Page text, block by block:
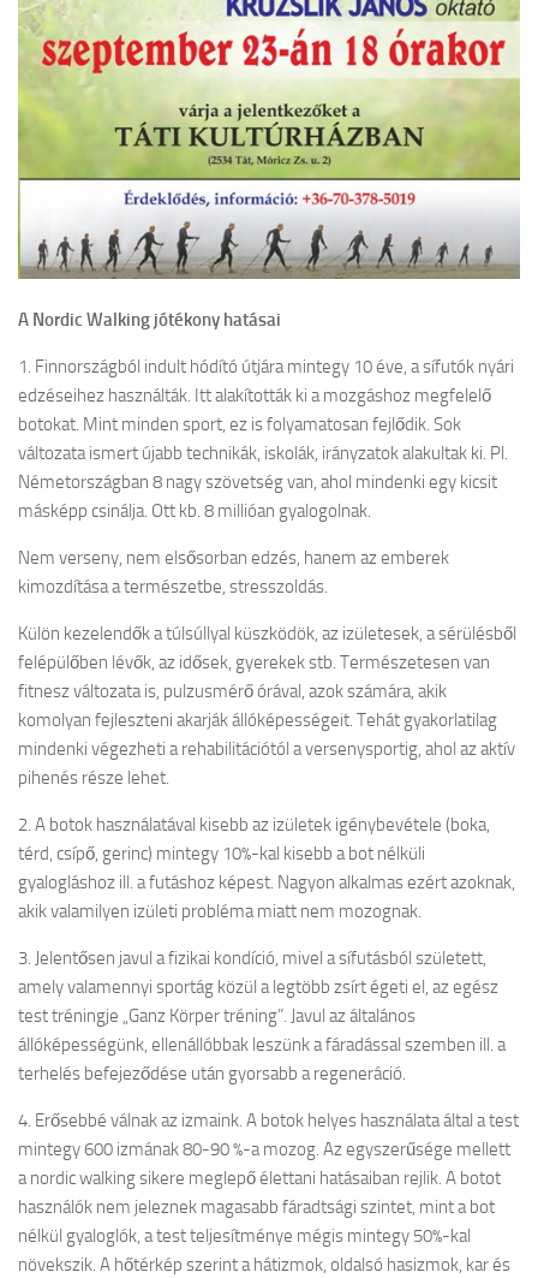
A Nordic Walking jótékony hatásai
1. Finnországból indult hódító útjára mintegy 10 éve, a sífutók nyári
edzéseihez használták. Itt alakították ki a mozgáshoz megfelelő
botokat. Mint minden sport, ez is folyamatosan fejlődik. Sok
változata ismert újabb technikák, iskolák, irányzatok alakultak ki. Pl.
Németországban 8 nagy szövetség van, ahol mindenki egy kicsit
másképp csinálja. Ott kb. 8 millióan gyalogolnak.
Nem verseny, nem elsősorban edzés, hanem az emberek
kimozdítása a természetbe, stresszoldás.
Külön kezelendők a túlsúllyal küszködök, az izületesek, a sérülésből
felépülőben lévők, az idősek, gyerekek stb. Természetesen van
fitnesz változata is, pulzusmérő órával, azok számára, akik
komolyan fejleszteni akarják állóképességeit. Tehát gyakorlatilag
mindenki végezheti a rehabilitációtól a versenysportig, ahol az aktív
pihenés része lehet.
2. A botok használatával kisebb az izületek igénybevétele (boka,
térd, csípő, gerinc) mintegy 10%-kal kisebb a bot nélküli
gyalogláshoz ill. a futáshoz képest. Nagyon alkalmas ezért azoknak,
akik valamilyen izületi probléma miatt nem mozognak.
3. Jelentősen javul a fizikai kondíció, mivel a sífutásból született,
amely valamennyi sportág közül a legtöbb zsírt égeti el, az egész
test tréningje „Ganz Körper tréning”. Javul az általános
állóképességünk, ellenállóbbak leszünk a fáradással szemben ill. a
terhelés befejeződése után gyorsabb a regeneráció.
4. Erősebbé válnak az izmaink. A botok helyes használata által a test
mintegy 600 izmának 80-90 %-a mozog. Az egyszerűsége mellett
a nordic walking sikere meglepő élettani hatásaiban rejlik. A botot
használók nem jeleznek magasabb fáradtsági szintet, mint a bot
nélkül gyaloglók, a test teljesítménye mégis mintegy 50%-kal
növekszik. A hőtérkép szerint a hátizmok, oldalsó hasizmok, kar és